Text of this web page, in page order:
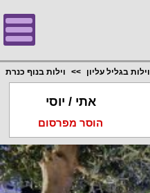
וילות בגליל עליון וילות בנוף כנרת
אתי / יוסי
הוסר מפרסום